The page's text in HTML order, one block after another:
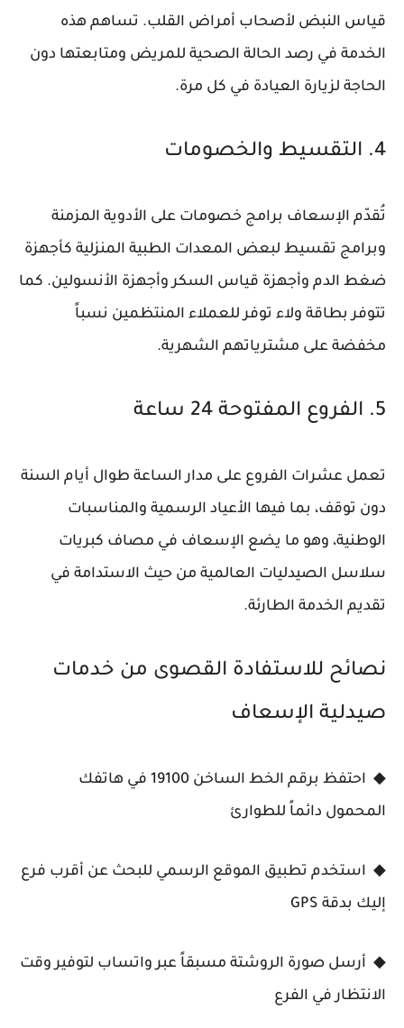
قياس النبض لأصحاب أمراض القلب. تساهم هذه
الخدمة في رصد الحالة الصحية للمريض ومتابعتها دون
الحاجة لزيارة العيادة في كل مرة.
4. التقسيط والخصومات
تُقدّم الإسعاف برامج خصومات على الأدوية المزمنة
وبرامج تقسيط لبعض المعدات الطبية المنزلية كأجهزة
ضغط الدم وأجهزة قياس السكر وأجهزة الأنسولين. كما
تتوفر بطاقة ولاء توفر للعملاء المنتظمين نسباً
مخفضة على مشترياتهم الشهرية.
5. الفروع المفتوحة 24 ساعة
تعمل عشرات الفروع على مدار الساعة طوال أيام السنة
دون توقف، بما فيها الأعياد الرسمية والمناسبات
الوطنية، وهو ما يضع الإسعاف في مصاف كبريات
سلاسل الصيدليات العالمية من حيث الاستدامة في
تقديم الخدمة الطارئة.
نصائح للاستفادة القصوى من خدمات
صيدلية الإسعاف
◆ احتفظ برقم الخط الساخن 19100 في هاتفك
المحمول دائماً للطوارئ
◆ استخدم تطبيق الموقع الرسمي للبحث عن أقرب فرع
إليك بدقة GPS
◆ أرسل صورة الروشتة مسبقاً عبر واتساب لتوفير وقت
الانتظار في الفرع